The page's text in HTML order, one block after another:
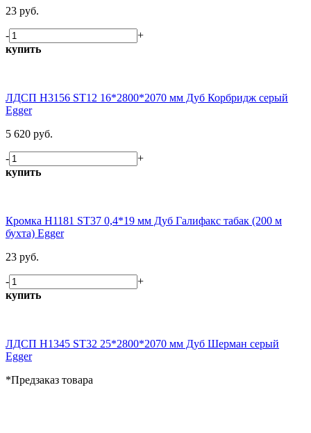
23 руб.
-
+
купить
ЛДСП H3156 ST12 16*2800*2070 мм Дуб Корбридж серый
Egger
5 620 руб.
-
+
купить
Кромка H1181 ST37 0,4*19 мм Дуб Галифакс табак (200 м
бухта) Egger
23 руб.
-
+
купить
ЛДСП H1345 ST32 25*2800*2070 мм Дуб Шерман серый
Egger
*Предзаказ товара